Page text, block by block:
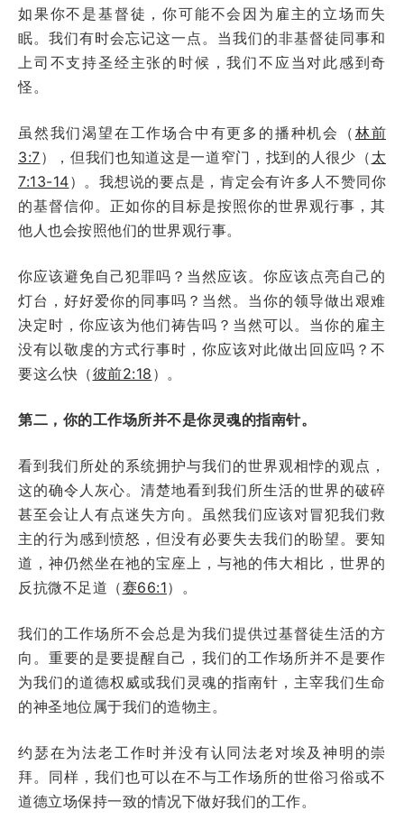
如果你不是基督徒，你可能不会因为雇主的立场而失
眠。我们有时会忘记这一点。当我们的非基督徒同事和
上司不支持圣经主张的时候，我们不应当对此感到奇
怪。
虽然我们渴望在工作场合中有更多的播种机会（ 林前
3:7），但我们也知道这是一道窄门，找到的人很少（ 太
7:13-14）。我想说的要点是，肯定会有许多人不赞同你
的基督信仰。正如你的目标是按照你的世界观行事，其
他人也会按照他们的世界观行事。
你应该避免自己犯罪吗？当然应该。你应该点亮自己的
灯台，好好爱你的同事吗？当然。当你的领导做出艰难
决定时，你应该为他们祷告吗？当然可以。当你的雇主
没有以敬虔的方式行事时，你应该对此做出回应吗？不
要这么快（彼前2:18 ）。
第二，你的工作场所并不是你灵魂的指南针。
看到我们所处的系统拥护与我们的世界观相悖的观点，
这的确令人灰心。清楚地看到我们所生活的世界的破碎
甚至会让人有点迷失方向。虽然我们应该对冒犯我们救
主的行为感到愤怒，但没有必要失去我们的盼望。要知
道，神仍然坐在祂的宝座上，与祂的伟大相比，世界的
反抗微不足道（赛66:1）。
我们的工作场所不会总是为我们提供过基督徒生活的方
向。重要的是要提醒自己，我们的工作场所并不是要作
为我们的道德权威或我们灵魂的指南针，主宰我们生命
的神圣地位属于我们的造物主。
约瑟在为法老工作时并没有认同法老对埃及神明的崇
拜。同样，我们也可以在不与工作场所的世俗习俗或不
道德立场保持一致的情况下做好我们的工作。